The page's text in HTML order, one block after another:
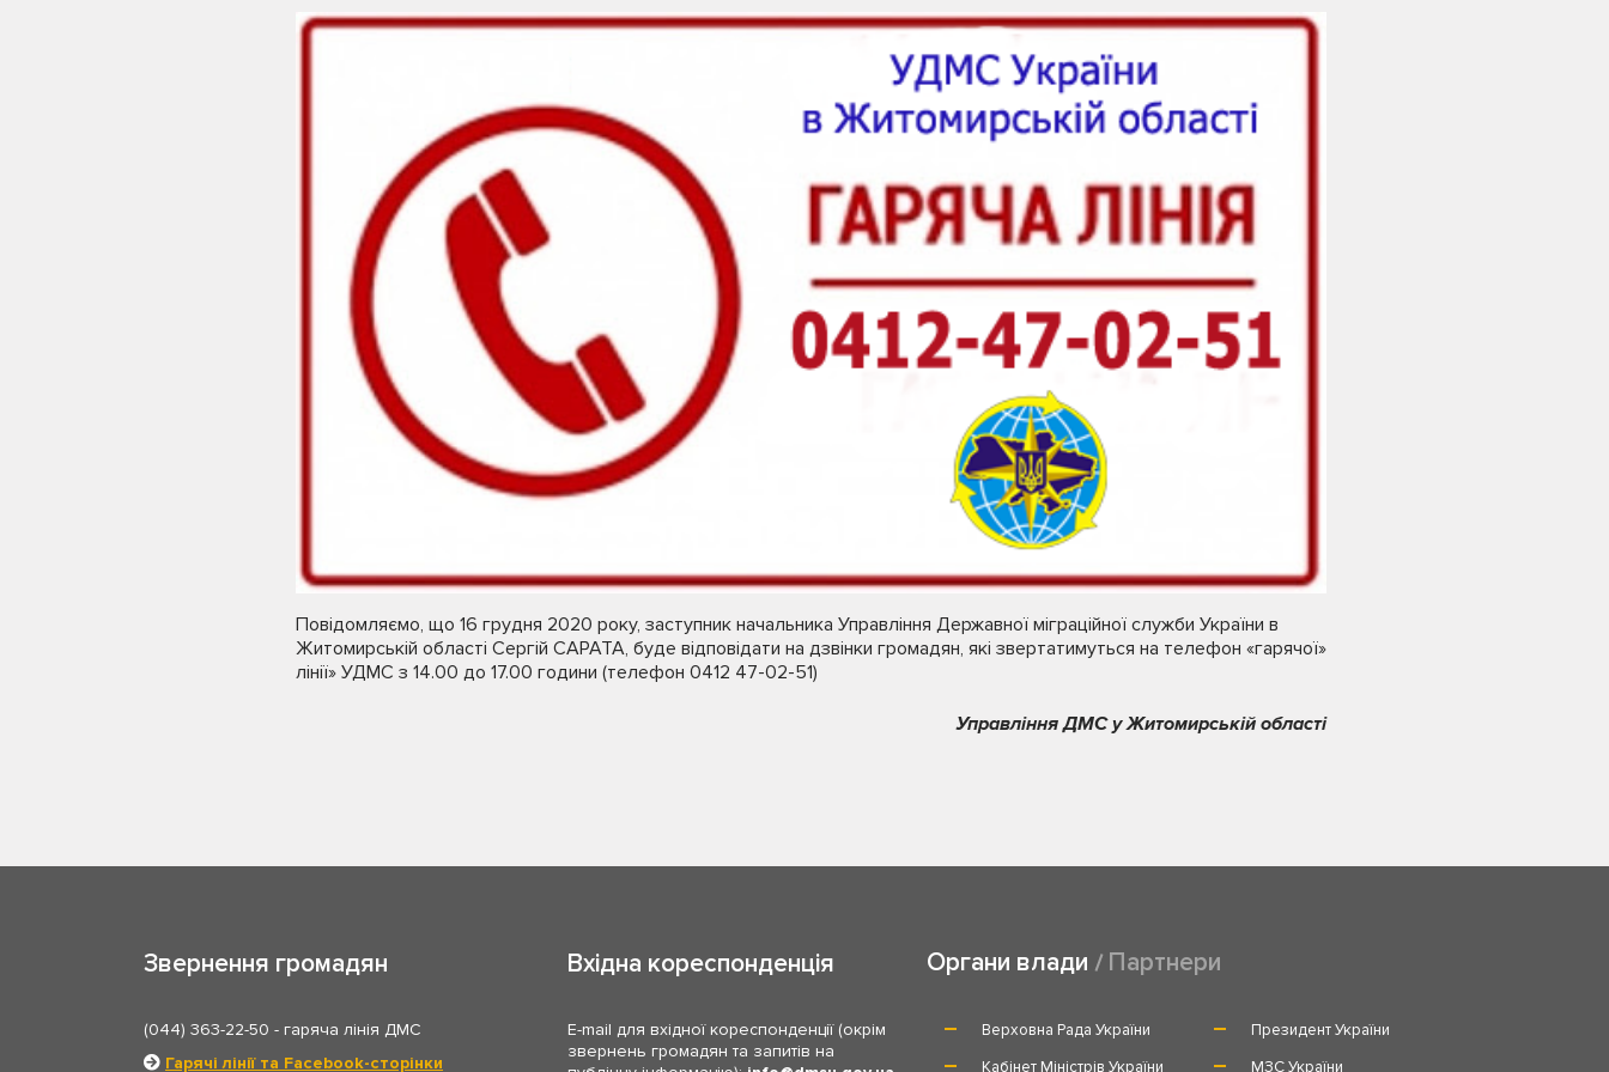
Повідомляємо, що 16 грудня 2020 року, заступник начальника Управління Державної міграційної служби України в
Житомирській області Сергій САРАТА, буде відповідати на дзвінки громадян, які звертатимуться на телефон «гарячої»
лінії» УДМС з 14.00 до 17.00 години (телефон 0412 47-02-51)
Управління ДМС у Житомирській області
Звернення громадян
(044) 363-22-50 - гаряча лінія ДМС
Гарячі лінії та Facebook-сторінки
Вхідна кореспонденція
E-mail для вхідної кореспонденції (окрім
звернень громадян та запитів на
Органи влади Партнери
Верховна Рада України
Президент України
Кабінет Міністрів України
МЗС України